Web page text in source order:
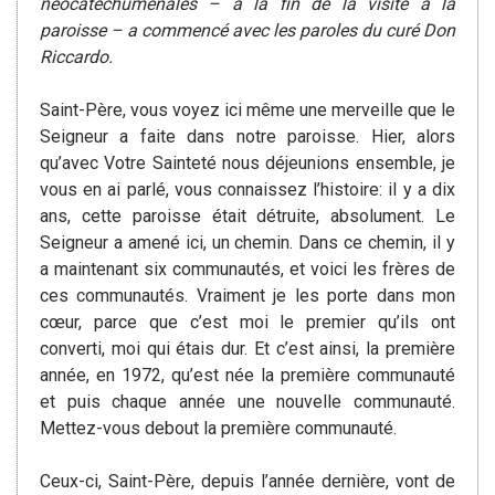
paroisse – a commencé avec les paroles du curé Don
Riccardo.
Saint-Père, vous voyez ici même une merveille que le
Seigneur a faite dans notre paroisse. Hier, alors
qu’avec Votre Sainteté nous déjeunions ensemble, je
vous en ai parlé, vous connaissez l’histoire: il y a dix
ans, cette paroisse était détruite, absolument. Le
Seigneur a amené ici, un chemin. Dans ce chemin, il y
a maintenant six communautés, et voici les frères de
ces communautés. Vraiment je les porte dans mon
cœur, parce que c’est moi le premier qu’ils ont
converti, moi qui étais dur. Et c’est ainsi, la première
année, en 1972, qu’est née la première communauté
et puis chaque année une nouvelle communauté.
Mettez-vous debout la première communauté.
Ceux-ci, Saint-Père, depuis l’année dernière, vont de